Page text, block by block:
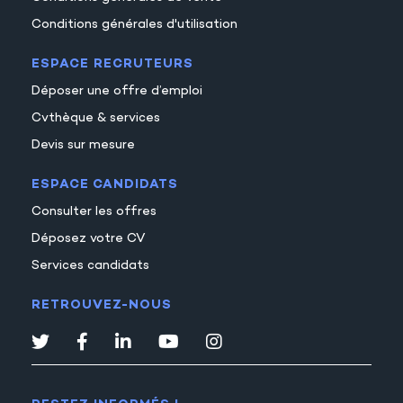
Conditions générales d'utilisation
ESPACE RECRUTEURS
Déposer une offre d’emploi
Cvthèque & services
Devis sur mesure
ESPACE CANDIDATS
Consulter les offres
Déposez votre CV
Services candidats
RETROUVEZ-NOUS